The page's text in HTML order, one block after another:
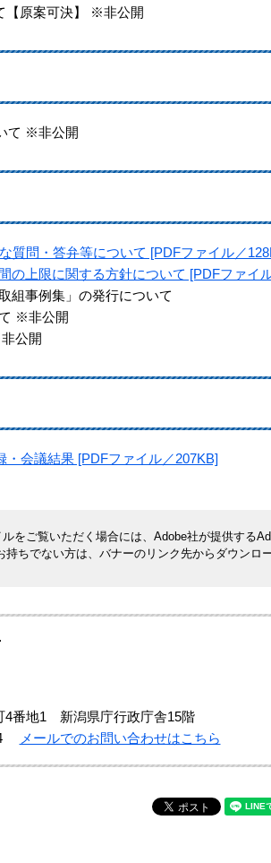
原案可決】 ※非公開
て ※非公開
質問・答弁等について [PDFファイル／
の上限に関する方針について [PDFファイ
事例集」の発行について
※非公開
公開
会議結果 [PDFファイル／207KB]
をご覧いただく場合には、Adobe社が提供する
持ちでない方は、バナーのリンク先からダウンロ
4番地1 新潟県庁行政庁舎15階
メールでのお問い合わせはこちら